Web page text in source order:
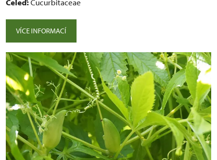
Čeleď:Cucurbitaceae
VÍCE INFORMACÍ